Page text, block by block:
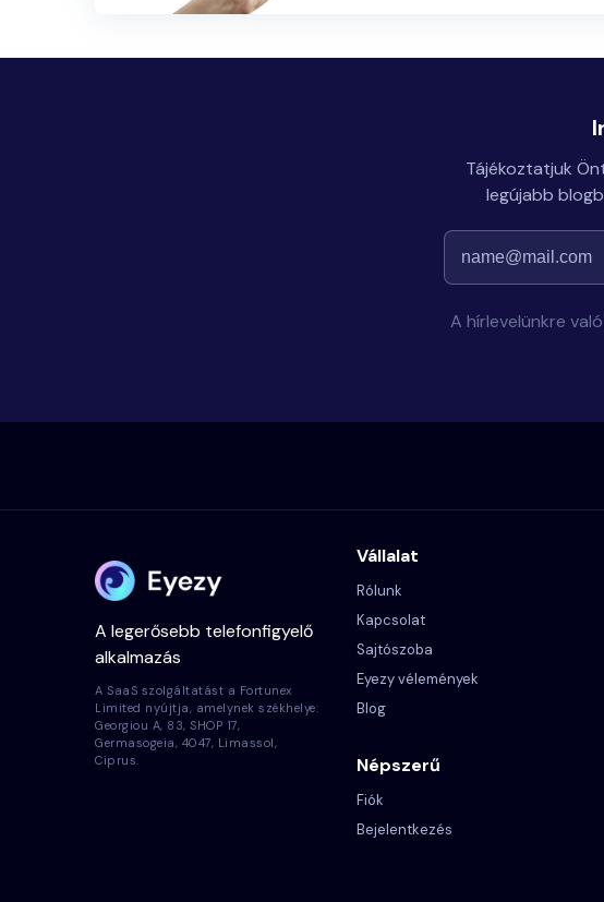
Tájékoztatjuk
legújabb
A hírlevelünkre
A legerősebb telefonfigyelő
alkalmazás
A SaaS szolgáltatást a Fortunex
Limited nyújtja, amelynek székhelye:
Georgiou A, 83, SHOP 17,
Germasogeia, 4047, Limassol,
Ciprus.
Vállalat
Rólunk
Kapcsolat
Sajtószoba
Eyezy vélemények
Blog
Népszerű
Fiók
Bejelentkezés